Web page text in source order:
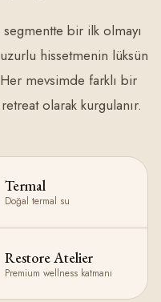
bir ilk olmayı
hissetmenin lüksün
mevsimde farklı bir
olarak kurgulanır.
Termal
Doğal termal su
Restore Atelier
Premium wellness katmanı